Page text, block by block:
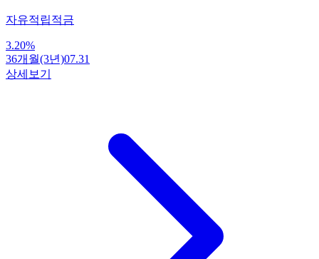
자유적립적금
3.20%
36개월(3년)07.31
상세보기